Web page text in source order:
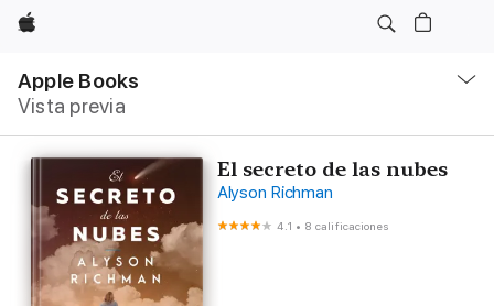
Apple
Apple Books
Vista previa
local
Abrir
El secreto de las nubes
Alyson Richman
4.1 • 8 calificaciones